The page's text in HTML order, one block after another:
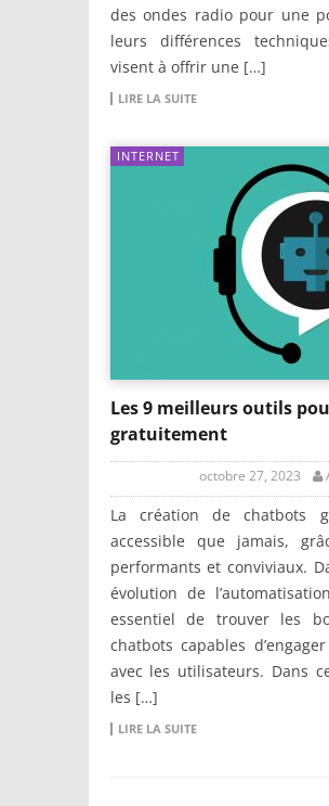
des ondes radio pour une
leurs différences
visent à offrir une […]
LIRE LA SUITE
INTERNET
Les 9 meilleurs outils
gratuitement
octobre 27, 2023
La création de chatbots
accessible que jamais,
performants et conviviaux.
évolution de
essentiel de trouver les
chatbots capables
avec les utilisateurs. Dans
les […]
LIRE LA SUITE